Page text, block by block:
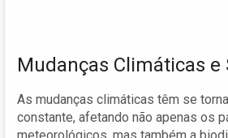
Mudanças Climáticas e
As mudanças climáticas têm se
constante, afetando não apenas os
meteorológicos, mas também a